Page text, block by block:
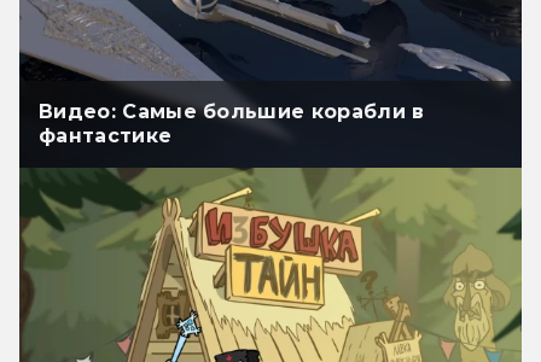
Видео: Самые большие корабли в
фантастике